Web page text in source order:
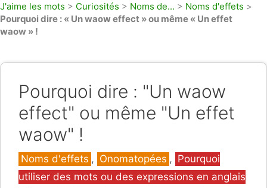
J'aime les mots > Curiosités > Noms de... > Noms d'effets >
Pourquoi dire : « Un waow effect » ou même « Un effet
waow » !
Pourquoi dire : "Un waow
effect" ou même "Un effet
waow" !
Catégories
Noms d'effets , Onomatopées , Pourquoi
utiliser des mots ou des expressions en anglais